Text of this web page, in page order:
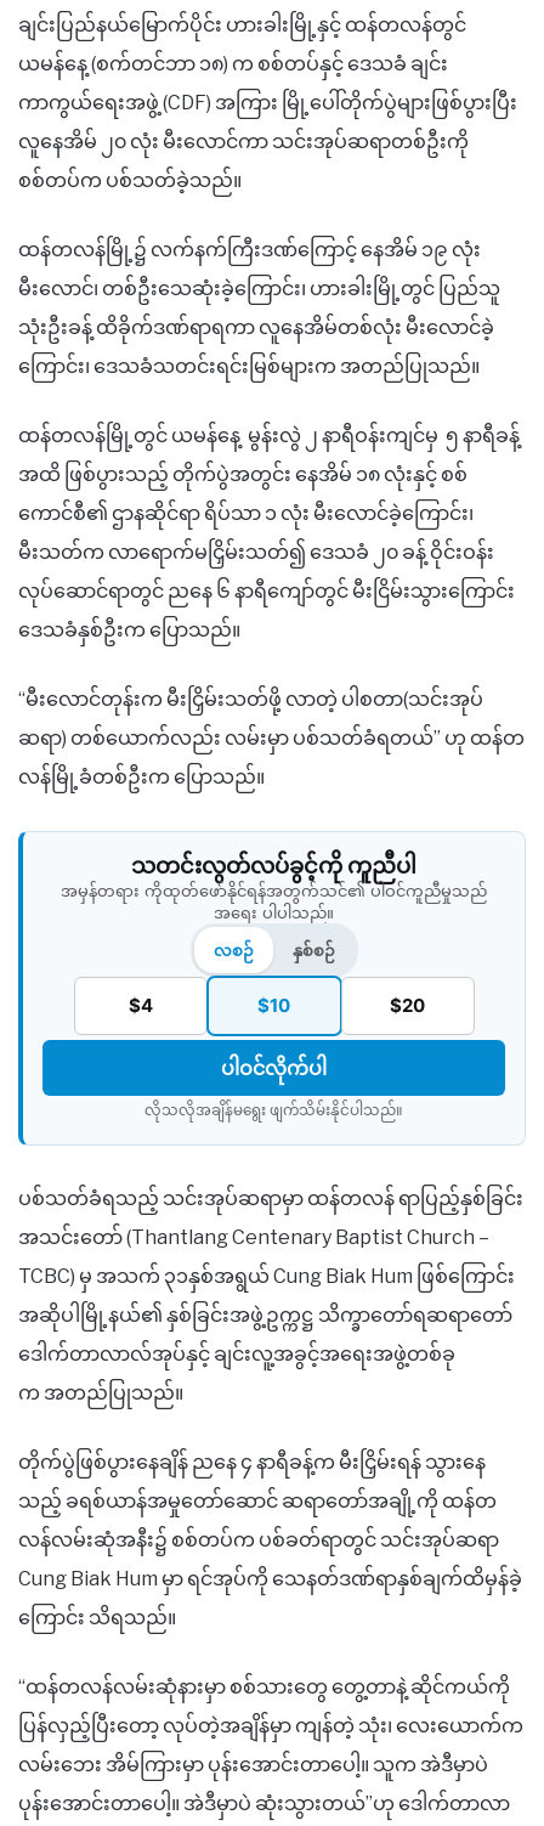
ချင်းပြည်နယ်မြောက်ပိုင်း ဟားခါးမြို့နှင့် ထန်တလန်တွင်
ယမန်နေ့ (စက်တင်ဘာ ၁၈) က စစ်တပ်နှင့် ဒေသခံ ချင်း
ကာကွယ်ရေးအဖွဲ့ (CDF) အကြား မြို့ပေါ်တိုက်ပွဲများဖြစ်ပွားပြီး
လူနေအိမ် ၂၀ လုံး မီးလောင်ကာ သင်းအုပ်ဆရာတစ်ဦးကို
စစ်တပ်က ပစ်သတ်ခဲ့သည်။
ထန်တလန်မြို့၌ လက်နက်ကြီးဒဏ်ကြောင့် နေအိမ် ၁၉ လုံး
မီးလောင်၊ တစ်ဦးသေဆုံးခဲ့ကြောင်း၊ ဟားခါးမြို့တွင် ပြည်သူ
သုံးဦးခန့် ထိခိုက်ဒဏ်ရာရကာ လူနေအိမ်တစ်လုံး မီးလောင်ခဲ့
ကြောင်း၊ ဒေသခံသတင်းရင်းမြစ်များက အတည်ပြုသည်။
ထန်တလန်မြို့တွင် ယမန်နေ့ မွန်းလွဲ ၂ နာရီဝန်းကျင်မှ ၅ နာရီခန့်
အထိ ဖြစ်ပွားသည့် တိုက်ပွဲအတွင်း နေအိမ် ၁၈ လုံးနှင့် စစ်
ကောင်စီ၏ ဌာနဆိုင်ရာ ရိပ်သာ ၁ လုံး မီးလောင်ခဲ့ကြောင်း၊
မီးသတ်က လာရောက်မငြှိမ်းသတ်၍ ဒေသခံ ၂၀ ခန့် ဝိုင်းဝန်း
လုပ်ဆောင်ရာတွင် ညနေ ၆ နာရီကျော်တွင် မီးငြိမ်းသွားကြောင်း
ဒေသခံနှစ်ဦးက ပြောသည်။
“မီးလောင်တုန်းက မီးငြှိမ်းသတ်ဖို့ လာတဲ့ ပါစတာ(သင်းအုပ်
ဆရာ) တစ်ယောက်လည်း လမ်းမှာ ပစ်သတ်ခံရတယ်” ဟု ထန်တ
လန်မြို့ခံတစ်ဦးက ပြောသည်။
သတင်းလွတ်လပ်ခွင့်ကို ကူညီပါ
အမှန်တရား ကိုထုတ်ဖော်နိုင်ရန်အတွက်သင်၏ ပါဝင်ကူညီမှုသည်
အရေး ပါပါသည်။
လစဉ်
နှစ်စဉ်
$4 $10 $20
ပါဝင်လိုက်ပါ
လိုသလိုအချိန်မရွေး ဖျက်သိမ်းနိုင်ပါသည်။​
ပစ်သတ်ခံရသည့် သင်းအုပ်ဆရာမှာ ထန်တလန် ရာပြည့်နှစ်ခြင်း
အသင်းတော် (Thantlang Centenary Baptist Church –
TCBC) မှ အသက် ၃၁နှစ်အရွယ် Cung Biak Hum ဖြစ်ကြောင်း
အဆိုပါမြို့နယ်၏ နှစ်ခြင်းအဖွဲ့ဥက္ကဋ္ဌ သိက္ခာတော်ရဆရာတော်
ဒေါက်တာလာလ်အုပ်နှင့် ချင်းလူ့အခွင့်အရေးအဖွဲ့တစ်ခု
က အတည်ပြုသည်။
တိုက်ပွဲဖြစ်ပွားနေချိန် ညနေ ၄ နာရီခန့်က မီးငြှိမ်းရန် သွားနေ
သည့် ခရစ်ယာန်အမှုတော်ဆောင် ဆရာတော်အချို့ကို ထန်တ
လန်လမ်းဆုံအနီး၌ စစ်တပ်က ပစ်ခတ်ရာတွင် သင်းအုပ်ဆရာ
Cung Biak Hum မှာ ရင်အုပ်ကို သေနတ်ဒဏ်ရာနှစ်ချက်ထိမှန်ခဲ့
ကြောင်း သိရသည်။
“ထန်တလန်လမ်းဆုံနားမှာ စစ်သားတွေ တွေ့တာနဲ့ ဆိုင်ကယ်ကို
ပြန်လှည့်ပြီးတော့ လုပ်တဲ့အချိန်မှာ ကျန်တဲ့ သုံး၊ လေးယောက်က
လမ်းဘေး အိမ်ကြားမှာ ပုန်းအောင်းတာပေါ့။ သူက အဲဒီမှာပဲ
ပုန်းအောင်းတာပေါ့။ အဲဒီမှာပဲ ဆုံးသွားတယ်”ဟု ဒေါက်တာလာ